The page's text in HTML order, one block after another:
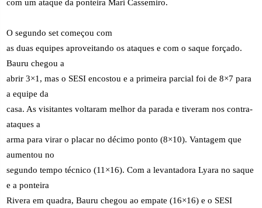
com um ataque da ponteira Mari Cassemiro.
O segundo set começou com
as duas equipes aproveitando os ataques e com o saque forçado.
Bauru chegou a
abrir 3×1, mas o SESI encostou e a primeira parcial foi de 8×7 para
a equipe da
casa. As visitantes voltaram melhor da parada e tiveram nos contra-
ataques a
arma para virar o placar no décimo ponto (8×10). Vantagem que
aumentou no
segundo tempo técnico (11×16). Com a levantadora Lyara no saque
e a ponteira
Rivera em quadra, Bauru chegou ao empate (16×16) e o SESI